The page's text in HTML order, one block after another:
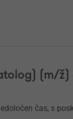
(m/
čas, s